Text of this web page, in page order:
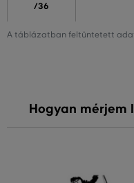
A táblázatban feltüntetett
/36
Hogyan mérjem